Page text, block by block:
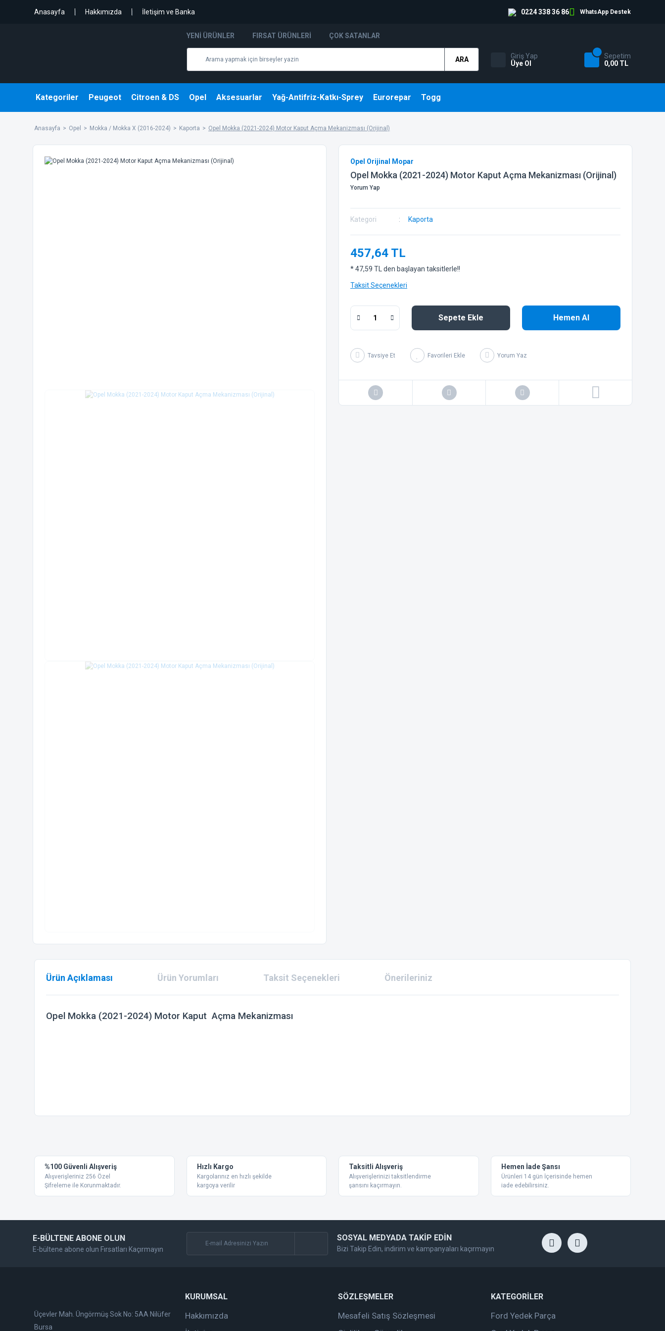
Anasayfa Hakkımızda İletişim ve Banka 0224 338 36 86 WhatsApp Destek
YENI ÜRÜNLER FIRSAT ÜRÜNLERI ÇOK SATANLAR
ARA
Giriş Yap
Üye Ol
Sepetim
0,00 TL
Kategoriler Peugeot Citroen & DS Opel Aksesuarlar Yağ-Antifriz-Katkı-Sprey Eurorepar Togg
Anasayfa Opel Mokka / Mokka X (2016-2024) Kaporta Opel Mokka (2021-2024) Motor Kaput Açma Mekanizması (Orijinal)
Opel Orijinal Mopar
Opel Mokka (2021-2024) Motor Kaput Açma Mekanizması (Orijinal)
Yorum Yap
Kategori Kaporta
457,64 TL
* 47,59 TL den başlayan taksitlerle!!
Taksit Seçenekleri
Sepete Ekle Hemen Al
Tavsiye Et Yorum Yaz
Ürün Açıklaması Ürün Yorumları Taksit Seçenekleri Önerileriniz
Opel Mokka (2021-2024) Motor Kaput Açma Mekanizması
Ürün resmi kalitesiz, bozuk veya görüntülenemiyor.
Ürün açıklamasında eksik bilgiler bulunuyor.
Ürün bilgilerinde hatalar bulunuyor.
Ürün fiyatı diğer sitelerden daha pahalı.
%100 Güvenli Alışveriş
Alışverişleriniz 256 Özel
Şifreleme ile Korunmaktadır.
Hızlı Kargo
Kargolarınız en hızlı şekilde
kargoya verilir
Taksitli Alışveriş
Alışverişlerinizi taksitlendirme
şansını kaçırmayın.
Hemen İade Şansı
Ürünleri 14 gün İçerisinde hemen
iade edebilirsiniz.
E-BÜLTENE ABONE OLUN
E-bültene abone olun Fırsatları Kaçırmayın
SOSYAL MEDYADA TAKİP EDİN
Bizi Takip Edin, indirim ve kampanyaları kaçırmayın
Üçevler Mah. Üngörmüş Sok No: 5AA Nilüfer
Bursa
KURUMSAL
Hakkımızda
SÖZLEŞMELER
Mesafeli Satış Sözleşmesi
KATEGORİLER
Ford Yedek Parça